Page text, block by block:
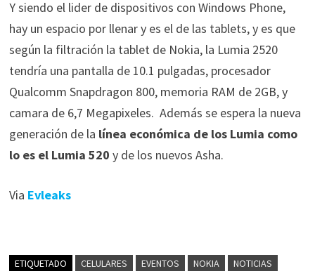
Y siendo el lider de dispositivos con Windows Phone,
hay un espacio por llenar y es el de las tablets, y es que
según la filtración la tablet de Nokia, la Lumia 2520
tendría una pantalla de 10.1 pulgadas, procesador
Qualcomm Snapdragon 800, memoria RAM de 2GB, y
camara de 6,7 Megapixeles. Además se espera la nueva
generación de la línea económica de los Lumia como
lo es el Lumia 520 y de los nuevos Asha.
Via Evleaks
ETIQUETADO CELULARES EVENTOS NOKIA
NOTICIAS